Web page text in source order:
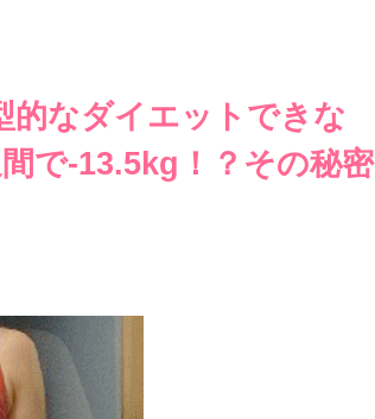
的なダイエットできな
で-13.5kg！？その秘密